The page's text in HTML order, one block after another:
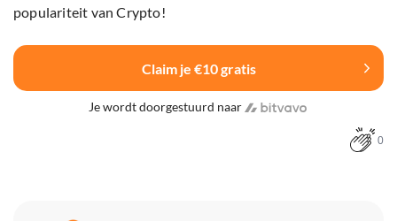
populariteit van Crypto!
Claim je €10 gratis
Je wordt doorgestuurd naar
0